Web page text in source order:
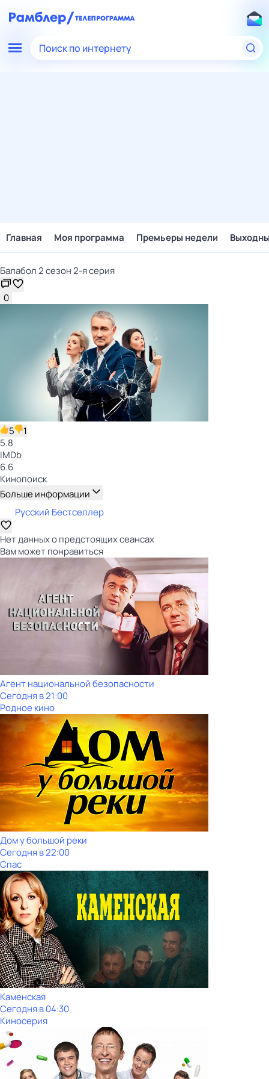
Поиск по интернету
Главная Моя программа Премьеры недели
Балабол 2 сезон 2-я серия
0
5
1
5.8
IMDb
6.6
Кинопоиск
Больше информации
Русский Бестселлер
Нет данных о предстоящих сеансах
Вам может понравиться
Агент национальной безопасности
Сегодня в 21:00
Родное кино
Дом у большой реки
Сегодня в 22:00
Спас
Каменская
Сегодня в 04:30
Киносерия